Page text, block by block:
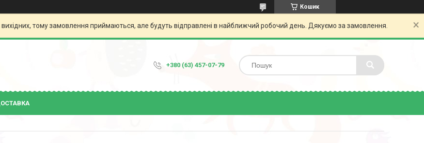
Кошик
тому замовлення приймаються, але будуть відправлені в найближчий робочий день. Дякуємо за замовлення.
+380 (63) 457-07-79